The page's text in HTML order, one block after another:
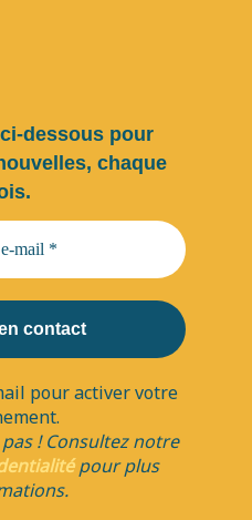
dessous pour
chaque
pour activer votre
! Consultez notre
pour plus